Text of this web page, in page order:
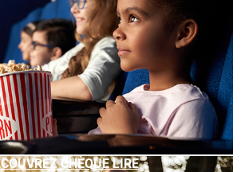
CHÈQUE LIRE